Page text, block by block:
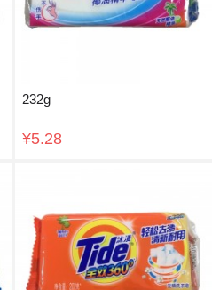
232g
¥5.28